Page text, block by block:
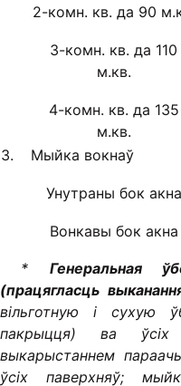
2-комн. кв. да 90
3-комн. кв. да 110
м.кв.
4-комн. кв. да 135
м.кв.
3.
Мыйка вокнаў
Унутраны бок акна
Вонкавы бок акна
* Генеральная
(працягласць
вільготную і сухую
пакрыцця) ва
выкарыстаннем
ўсіх паверхняў;